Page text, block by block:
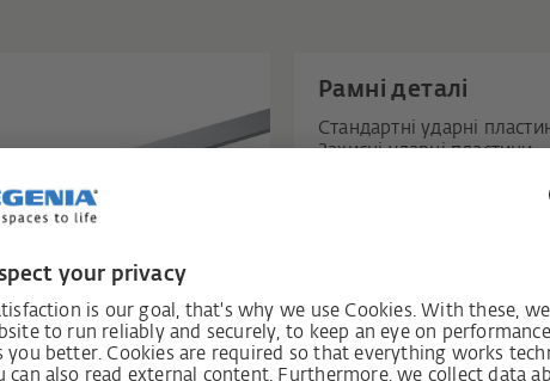
Рамні деталі
Стандартні ударні
Захисні ударні пластини
Аксесуари